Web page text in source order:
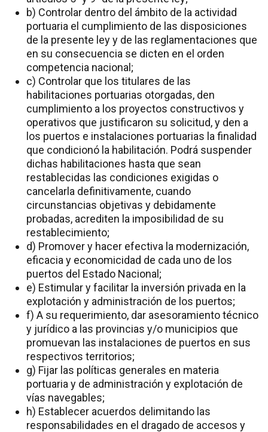
b) Controlar dentro del ámbito de la actividad
portuaria el cumplimiento de las disposiciones
de la presente ley y de las reglamentaciones que
en su consecuencia se dicten en el orden
competencia nacional;
c) Controlar que los titulares de las
habilitaciones portuarias otorgadas, den
cumplimiento a los proyectos constructivos y
operativos que justificaron su solicitud, y den a
los puertos e instalaciones portuarias la finalidad
que condicionó la habilitación. Podrá suspender
dichas habilitaciones hasta que sean
restablecidas las condiciones exigidas o
cancelarla definitivamente, cuando
circunstancias objetivas y debidamente
probadas, acrediten la imposibilidad de su
restablecimiento;
d) Promover y hacer efectiva la modernización,
eficacia y economicidad de cada uno de los
puertos del Estado Nacional;
e) Estimular y facilitar la inversión privada en la
explotación y administración de los puertos;
f) A su requerimiento, dar asesoramiento técnico
y jurídico a las provincias y/o municipios que
promuevan las instalaciones de puertos en sus
respectivos territorios;
g) Fijar las políticas generales en materia
portuaria y de administración y explotación de
vías navegables;
h) Establecer acuerdos delimitando las
responsabilidades en el dragado de accesos y